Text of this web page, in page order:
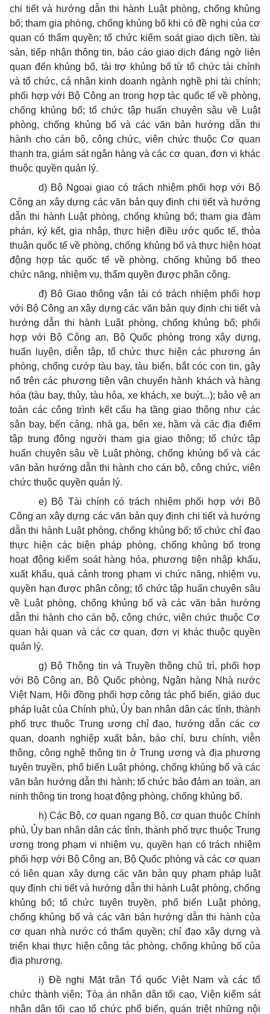
chi tiết và hướng dẫn thi hành Luật phòng, chống khủng
bố; tham gia phòng, chống khủng bố khi có đề nghị của cơ
quan có thẩm quyền; tổ chức kiểm soát giao dịch tiền, tài
sản, tiếp nhận thông tin, báo cáo giao dịch đáng ngờ liên
quan đến khủng bố, tài trợ khủng bố từ tổ chức tài chính
và tổ chức, cá nhân kinh doanh ngành nghề phi tài chính;
phối hợp với Bộ Công an trong hợp tác quốc tế về phòng,
chống khủng bố; tổ chức tập huấn chuyên sâu về Luật
phòng, chống khủng bố và các văn bản hướng dẫn thi
hành cho cán bộ, công chức, viên chức thuộc Cơ quan
thanh tra, giám sát ngân hàng và các cơ quan, đơn vị khác
thuộc quyền quản lý.
d) Bộ Ngoại giao có trách nhiệm phối hợp với Bộ
Công an xây dựng các văn bản quy định chi tiết và hướng
dẫn thi hành Luật phòng, chống khủng bố; tham gia đàm
phán, ký kết, gia nhập, thực hiện điều ước quốc tế, thỏa
thuận quốc tế về phòng, chống khủng bố và thực hiện hoạt
động hợp tác quốc tế về phòng, chống khủng bố theo
chức năng, nhiệm vụ, thẩm quyền được phân công.
đ) Bộ Giao thông vận tải có trách nhiệm phối hợp
với Bộ Công an xây dựng các văn bản quy định chi tiết và
hướng dẫn thi hành Luật phòng, chống khủng bố; phối
hợp với Bộ Công an, Bộ Quốc phòng trong xây dựng,
huấn luyện, diễn tập, tổ chức thực hiện các phương án
phòng, chống cướp tàu bay, tàu biển, bắt cóc con tin, gây
nổ trên các phương tiện vận chuyển hành khách và hàng
hóa (tàu bay, thủy, tàu hỏa, xe khách, xe buýt...); bảo vệ an
toàn các công trình kết cấu hạ tầng giao thông như các
sân bay, bến cảng, nhà ga, bến xe, hầm và các địa điểm
tập trung đông người tham gia giao thông; tổ chức tập
huấn chuyên sâu về Luật phòng, chống khủng bố và các
văn bản hướng dẫn thi hành cho cán bộ, công chức, viên
chức thuộc quyền quản lý.
e) Bộ Tài chính có trách nhiệm phối hợp với Bộ
Công an xây dựng các văn bản quy định chi tiết và hướng
dẫn thi hành Luật phòng, chống khủng bố; tổ chức chỉ đạo
thực hiện các biện pháp phòng, chống khủng bố trong
hoạt động kiểm soát hàng hóa, phương tiện nhập khẩu,
xuất khẩu, quá cảnh trong phạm vi chức năng, nhiệm vụ,
quyền hạn được phân công; tổ chức tập huấn chuyên sâu
về Luật phòng, chống khủng bố và các văn bản hướng
dẫn thi hành cho cán bộ, công chức, viên chức thuộc Cơ
quan hải quan và các cơ quan, đơn vị khác thuộc quyền
quản lý.
g) Bộ Thông tin và Truyền thông chủ trì, phối hợp
với Bộ Công an, Bộ Quốc phòng, Ngân hàng Nhà nước
Việt Nam, Hội đồng phối hợp công tác phổ biến, giáo dục
pháp luật của Chính phủ, Ủy ban nhân dân các tỉnh, thành
phố trực thuộc Trung ương chỉ đạo, hướng dẫn các cơ
quan, doanh nghiệp xuất bản, báo chí, bưu chính, viễn
thông, công nghệ thông tin ở Trung ương và địa phương
tuyên truyền, phổ biến Luật phòng, chống khủng bố và các
văn bản hướng dẫn thi hành; tổ chức bảo đảm an toàn, an
ninh thông tin trong hoạt động phòng, chống khủng bố.
h) Các Bộ, cơ quan ngang Bộ, cơ quan thuộc Chính
phủ, Ủy ban nhân dân các tỉnh, thành phố trực thuộc Trung
ương trong phạm vi nhiệm vụ, quyền hạn có trách nhiệm
phối hợp với Bộ Công an, Bộ Quốc phòng và các cơ quan
có liên quan xây dựng các văn bản quy phạm pháp luật
quy định chi tiết và hướng dẫn thi hành Luật phòng, chống
khủng bố; tổ chức tuyên truyền, phổ biến Luật phòng,
chống khủng bố và các văn bản hướng dẫn thi hành của
cơ quan nhà nước có thẩm quyền; chỉ đạo xây dựng và
triển khai thực hiện công tác phòng, chống khủng bố của
địa phương.
i) Đề nghị Mặt trận Tổ quốc Việt Nam và các tổ
chức thành viên; Tòa án nhân dân tối cao, Viện kiểm sát
nhân dân tối cao tổ chức phổ biến, quán triệt những nội